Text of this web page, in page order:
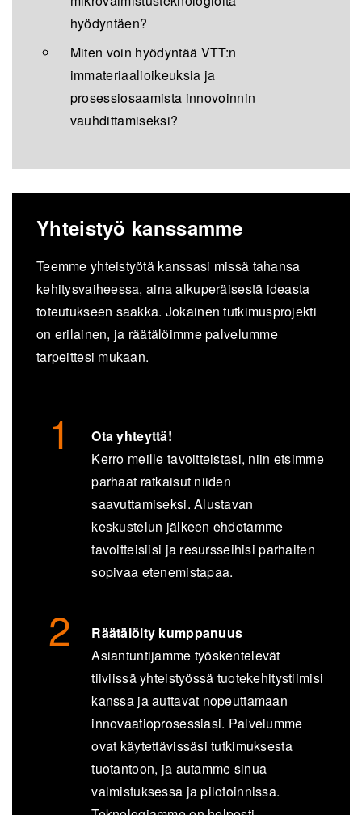
hyödyntäen?
Miten voin hyödyntää VTT:n
immateriaalioikeuksia ja
prosessiosaamista innovoinnin
vauhdittamiseksi?
Yhteistyö kanssamme
Teemme yhteistyötä kanssasi missä tahansa
kehitysvaiheessa, aina alkuperäisestä ideasta
toteutukseen saakka. Jokainen tutkimusprojekti
on erilainen, ja räätälöimme palvelumme
tarpeittesi mukaan.
Ota yhteyttä!
Kerro meille tavoitteistasi, niin etsimme
parhaat ratkaisut niiden
saavuttamiseksi. Alustavan
keskustelun jälkeen ehdotamme
tavoitteisiisi ja resursseihisi parhaiten
sopivaa etenemistapaa.
Räätälöity kumppanuus
Asiantuntijamme työskentelevät
tiiviissä yhteistyössä tuotekehitystiimisi
kanssa ja auttavat nopeuttamaan
innovaatioprosessiasi. Palvelumme
ovat käytettävissäsi tutkimuksesta
tuotantoon, ja autamme sinua
valmistuksessa ja pilotoinnissa.